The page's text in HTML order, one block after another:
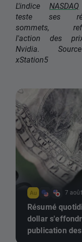
L'indice NASDAQ
teste ses
sommets,
l'action des
Nvidia.
xStation5
7
Résumé
dollar
publication